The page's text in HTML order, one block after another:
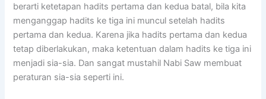
berarti ketetapan hadits pertama dan kedua batal, bila kita
menganggap hadits ke tiga ini muncul setelah hadits
pertama dan kedua. Karena jika hadits pertama dan kedua
tetap diberlakukan, maka ketentuan dalam hadits ke tiga ini
menjadi sia-sia. Dan sangat mustahil Nabi Saw membuat
peraturan sia-sia seperti ini.